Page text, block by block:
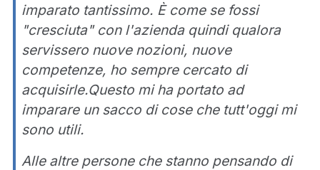
imparato tantissimo. È come se fossi
"cresciuta" con l'azienda quindi qualora
servissero nuove nozioni, nuove
competenze, ho sempre cercato di
acquisirle.Questo mi ha portato ad
imparare un sacco di cose che tutt'oggi mi
sono utili.
Alle altre persone che stanno pensando di